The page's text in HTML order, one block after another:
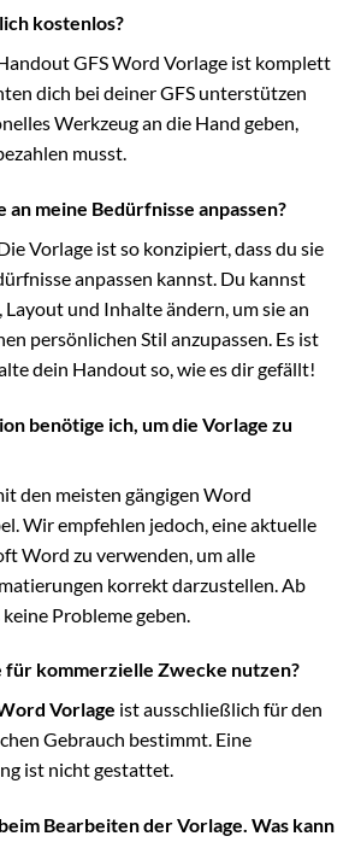
kostenlos?
GFS Word Vorlage ist komplett
dich bei deiner GFS unterstützen
Werkzeug an die Hand geben,
musst.
an meine Bedürfnisse anpassen?
Vorlage ist so konzipiert, dass du sie
anpassen kannst. Du kannst
und Inhalte ändern, um sie an
persönlichen Stil anzupassen. Es ist
dein Handout so, wie es dir gefällt!
benötige ich, um die Vorlage zu
den meisten gängigen Word
Wir empfehlen jedoch, eine aktuelle
Word zu verwenden, um alle
korrekt darzustellen. Ab
Probleme geben.
für kommerzielle Zwecke nutzen?
Vorlage ist ausschließlich für den
Gebrauch bestimmt. Eine
ist nicht gestattet.
Bearbeiten der Vorlage. Was kann